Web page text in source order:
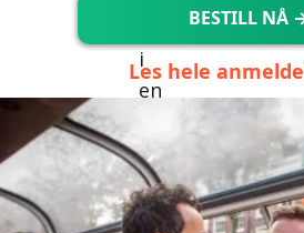
BESTILL NÅ
Les hele